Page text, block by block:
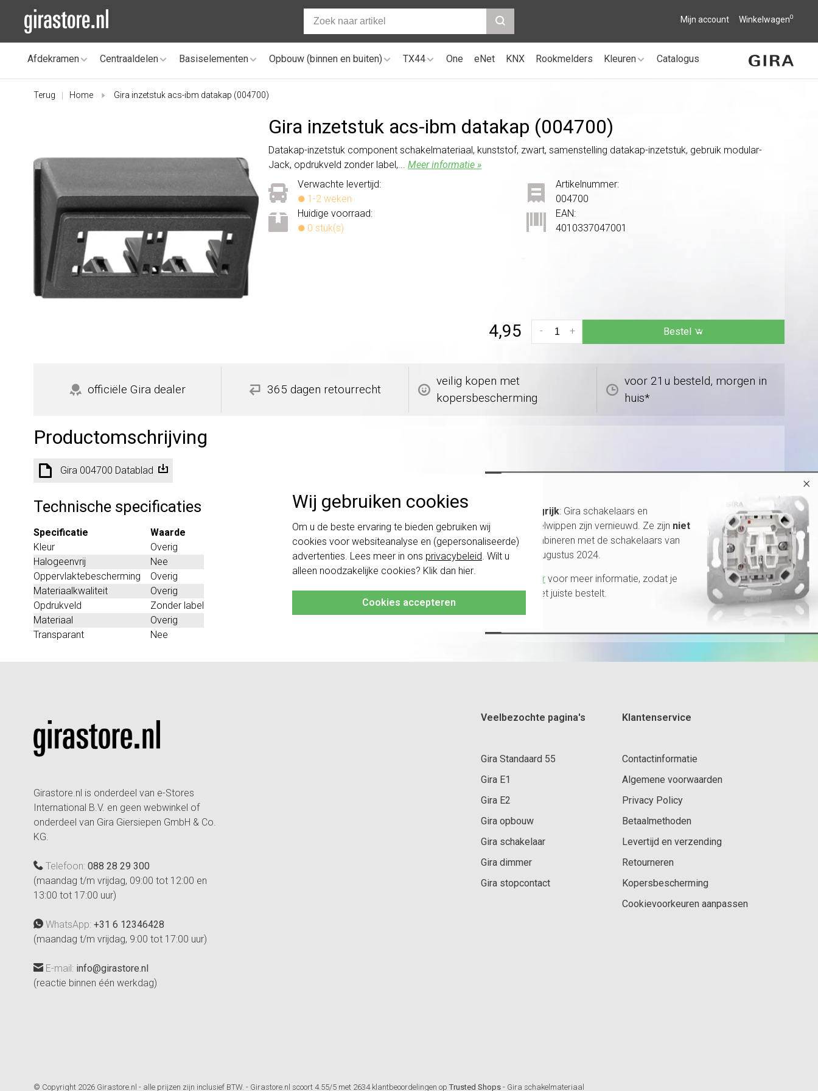
Wij gebruiken cookies
Om u de beste ervaring te bieden gebruiken wij
cookies voor websiteanalyse en (gepersonaliseerde)
advertenties. Lees meer in ons privacybeleid . Wilt u
alleen noodzakelijke cookies? Klik dan hier
Cookies accepteren
Mijn account Winkelwagen0
Afdekramen Centraaldelen Basiselementen Opbouw (binnen en buiten) TX44 One eNet KNX Rookmelders Kleuren Catalogus
Terug Home Gira inzetstuk acs-ibm datakap (004700)
Gira inzetstuk acs-ibm datakap (004700)
Datakap-inzetstuk component schakelmateriaal, kunststof, zwart, samenstelling datakap-inzetstuk, gebruik modular-
Jack, opdrukveld zonder label,...Meer informatie »
Verwachte levertijd:
1-2 weken
Huidige voorraad:
0 stuk(s)
Artikelnummer:
004700
EAN:
4010337047001
4,95 +
- Bestel
officiële Gira dealer 365 dagen retourrecht
veilig kopen met
kopersbescherming
voor 21u besteld, morgen in
huis*
Productomschrijving
Gira 004700 Datablad
Technische specificaties
Specificatie
Waarde
Kleur
Overig
Halogeenvrij
Nee
Oppervlaktebescherming
Overig
Materiaalkwaliteit
Overig
Opdrukveld
Zonder label
Materiaal
Overig
Transparant
Nee
Girastore.nl is onderdeel van e-Stores
International B.V. en geen webwinkel of
onderdeel van Gira Giersiepen GmbH & Co.
KG.
Telefoon: 088 28 29 300
(maandag t/m vrijdag, 09:00 tot 12:00 en
13:00 tot 17:00 uur)
WhatsApp: +31 6 12346428
(maandag t/m vrijdag, 9:00 tot 17:00 uur)
E-mail: info@girastore.nl
(reactie binnen één werkdag)
Veelbezochte pagina's
Gira Standaard 55
Gira E1
Gira E2
Gira opbouw
Gira schakelaar
Gira dimmer
Gira stopcontact
Klantenservice
Contactinformatie
Algemene voorwaarden
Privacy Policy
Betaalmethoden
Levertijd en verzending
Retourneren
Kopersbescherming
Cookievoorkeuren aanpassen
© Copyright 2026 Girastore.nl - alle prijzen zijn inclusief BTW. - Girastore.nl scoort 4.55/5 met 2634 klantbeoordelingen op Trusted Shops - Gira schakelmateriaal
×
Belangrijk: Gira schakelaars en
schakelwippen zijn vernieuwd. Ze zijn niet
te combineren met de schakelaars van
vóór augustus 2024.
Klik hier voor meer informatie, zodat je
altijd het juiste bestelt.